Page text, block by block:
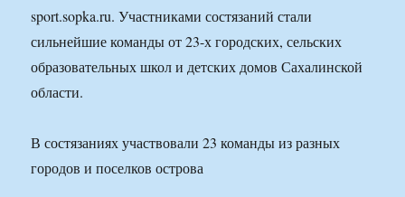
sport.sopka.ru. Участниками состязаний стали
сильнейшие команды от 23-х городских, сельских
образовательных школ и детских домов Сахалинской
области.
В состязаниях участвовали 23 команды из разных
городов и поселков острова